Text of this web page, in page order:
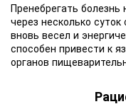
Пренебрегать болезнь
через несколько
вновь весел и
способен привести к
органов